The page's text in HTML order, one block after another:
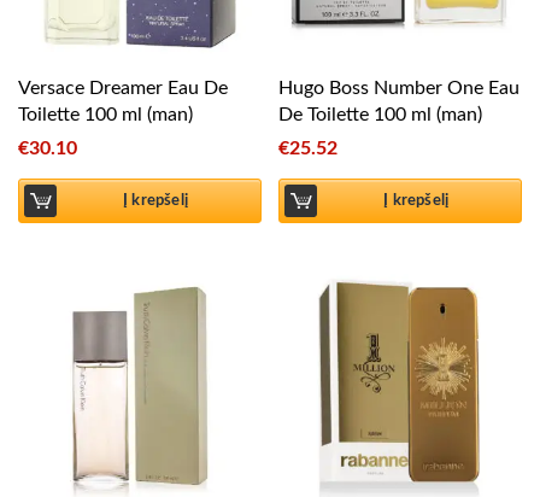
Versace Dreamer Eau De
Toilette 100 ml (man)
€30.10
Į krepšelį
Hugo Boss Number One Eau
De Toilette 100 ml (man)
€25.52
Į krepšelį